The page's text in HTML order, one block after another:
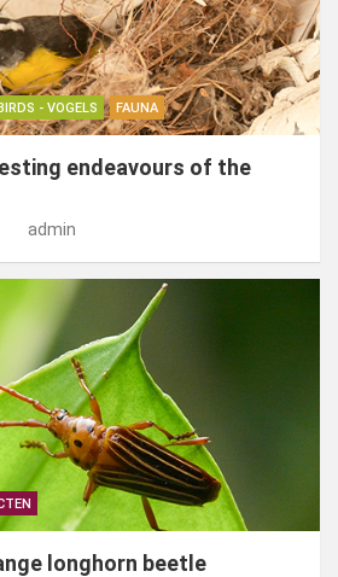
- VOGELS FAUNA
endeavours of the
admin
longhorn beetle